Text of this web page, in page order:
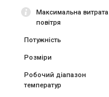
Максимальна витрата
повітря
Потужність
Розміри
Робочий діапазон
температур